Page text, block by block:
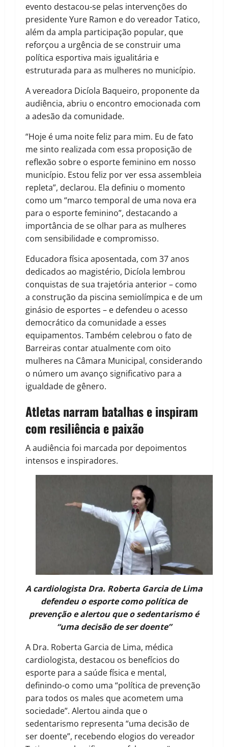
evento destacou-se pelas intervenções do
presidente Yure Ramon e do vereador Tatico,
além da ampla participação popular, que
reforçou a urgência de se construir uma
política esportiva mais igualitária e
estruturada para as mulheres no município.
A vereadora Dicíola Baqueiro, proponente da
audiência, abriu o encontro emocionada com
a adesão da comunidade.
“Hoje é uma noite feliz para mim. Eu de fato
me sinto realizada com essa proposição de
reflexão sobre o esporte feminino em nosso
município. Estou feliz por ver essa assembleia
repleta”, declarou. Ela definiu o momento
como um “marco temporal de uma nova era
para o esporte feminino”, destacando a
importância de se olhar para as mulheres
com sensibilidade e compromisso.
Educadora física aposentada, com 37 anos
dedicados ao magistério, Dicíola lembrou
conquistas de sua trajetória anterior – como
a construção da piscina semiolímpica e de um
ginásio de esportes – e defendeu o acesso
democrático da comunidade a esses
equipamentos. Também celebrou o fato de
Barreiras contar atualmente com oito
mulheres na Câmara Municipal, considerando
o número um avanço significativo para a
igualdade de gênero.
Atletas narram batalhas e inspiram
com resiliência e paixão
A audiência foi marcada por depoimentos
intensos e inspiradores.
A cardiologista Dra. Roberta Garcia de Lima
defendeu o esporte como política de
prevenção e alertou que o sedentarismo é
“uma decisão de ser doente”
A Dra. Roberta Garcia de Lima, médica
cardiologista, destacou os benefícios do
esporte para a saúde física e mental,
definindo-o como uma “política de prevenção
para todos os males que acometem uma
sociedade”. Alertou ainda que o
sedentarismo representa “uma decisão de
ser doente”, recebendo elogios do vereador